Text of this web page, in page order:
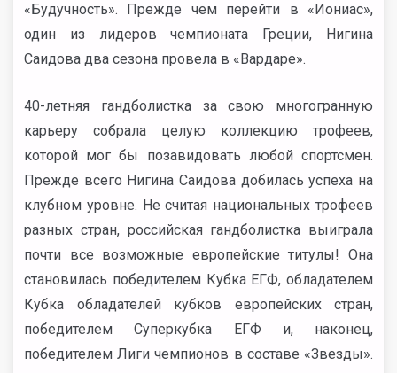
«Будучность». Прежде чем перейти в «Иониас»,
один из лидеров чемпионата Греции, Нигина
Саидова два сезона провела в «Вардаре».
40-летняя гандболистка за свою многогранную
карьеру собрала целую коллекцию трофеев,
которой мог бы позавидовать любой спортсмен.
Прежде всего Нигина Саидова добилась успеха на
клубном уровне. Не считая национальных трофеев
разных стран, российская гандболистка выиграла
почти все возможные европейские титулы! Она
становилась победителем Кубка ЕГФ, обладателем
Кубка обладателей кубков европейских стран,
победителем Суперкубка ЕГФ и, наконец,
победителем Лиги чемпионов в составе «Звезды».